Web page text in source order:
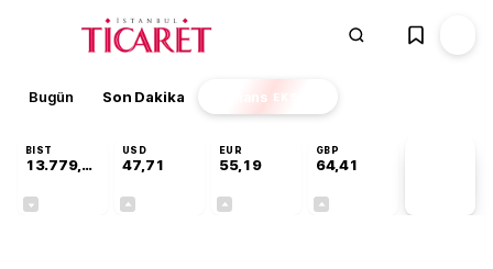
Bugün Son Dakika Finans EKSTRA
BIST
13.779,39
USD
47,71
EUR
55,19
GBP
64,41